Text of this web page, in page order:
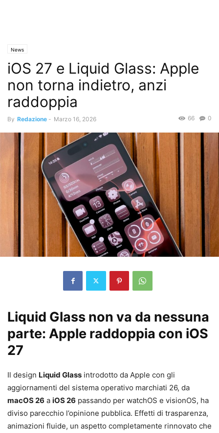
News
iOS 27 e Liquid Glass: Apple
non torna indietro, anzi
raddoppia
By Redazione - Marzo 16, 2026 0
66
Liquid Glass non va da nessuna
parte: Apple raddoppia con iOS
27
Il design Liquid Glass introdotto da Apple con gli
aggiornamenti del sistema operativo marchiati 26, da
macOS 26 a iOS 26 passando per watchOS e visionOS, ha
diviso parecchio l’opinione pubblica. Effetti di trasparenza,
animazioni fluide, un aspetto completamente rinnovato che